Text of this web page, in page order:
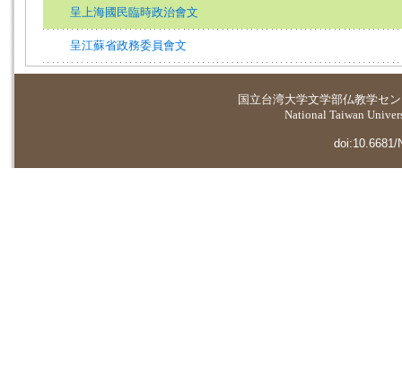
呈上海國民臨時政治會文
呈江蘇省政務委員會文
国立台湾大学文学部仏教学セ
National Taiwan
doi:10.6681/